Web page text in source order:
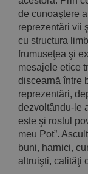
de cunoaştere
reprezentări vii
cu structura
frumuseţea şi
mesajele etice
discearnă între
reprezentări,
dezvoltându-le
este şi rostul
meu Pot”.
buni, harnici,
altruişti, calităţi